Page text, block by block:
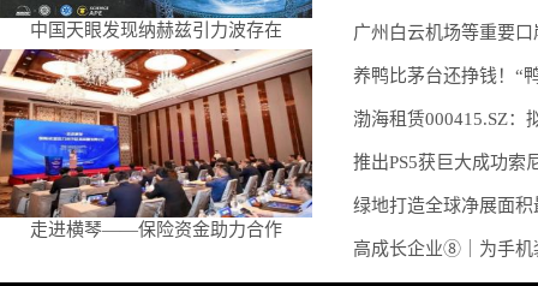
中国天眼发现纳赫兹引力波存在
走进横琴——保险资金助力合作
广州白云机场等重要
养鸭比茅台还挣钱！“
渤海租赁000415.SZ：
推出PS5获巨大成功索
绿地打造全球净展面
高成长企业⑧｜为手机